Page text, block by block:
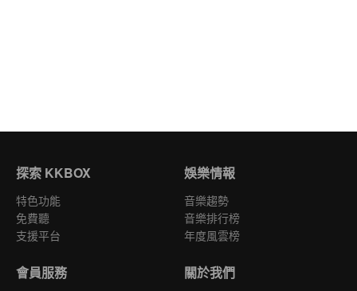
探索 KKBOX
特色功能
免費聽
支援平台
娛樂情報
音樂趨勢
音樂排行榜
年度風雲榜
會員服務 關於我們